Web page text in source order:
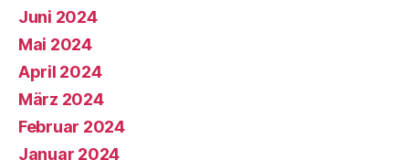
Juni 2024
Mai 2024
April 2024
März 2024
Februar 2024
Januar 2024